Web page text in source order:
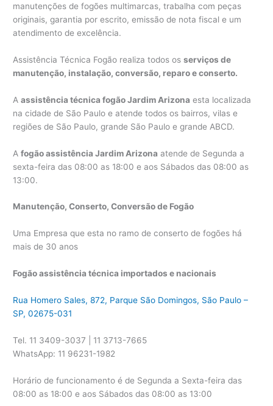
manutenções de fogões multimarcas, trabalha com peças
originais, garantia por escrito, emissão de nota fiscal e um
atendimento de excelência.
Assistência Técnica Fogão realiza todos osserviços de
manutenção, instalação, conversão, reparo e conserto.
Aassistência técnica fogão Jardim Arizona esta localizada
na cidade de São Paulo e atende todos os bairros, vilas e
regiões de São Paulo, grande São Paulo e grande ABCD.
Afogão assistência Jardim Arizona atende de Segunda a
sexta-feira das 08:00 as 18:00 e aos Sábados das 08:00 as
13:00.
Manutenção, Conserto, Conversão de Fogão
Uma Empresa que esta no ramo de conserto de fogões há
mais de 30 anos
Fogão assistência técnica importados e nacionais
Rua Homero Sales, 872, Parque São Domingos, São Paulo –
SP, 02675-031
Tel. 11 3409-3037 | 11 3713-7665
WhatsApp: 11 96231-1982
Horário de funcionamento é de Segunda a Sexta-feira das
08:00 as 18:00 e aos Sábados das 08:00 as 13:00